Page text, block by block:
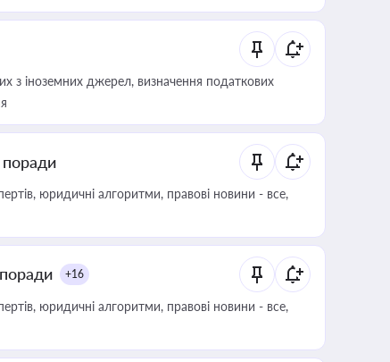
з іноземних джерел, визначення податкових
поради
юридичні алгоритми, правові новини - все,
+16
юридичні алгоритми, правові новини - все,